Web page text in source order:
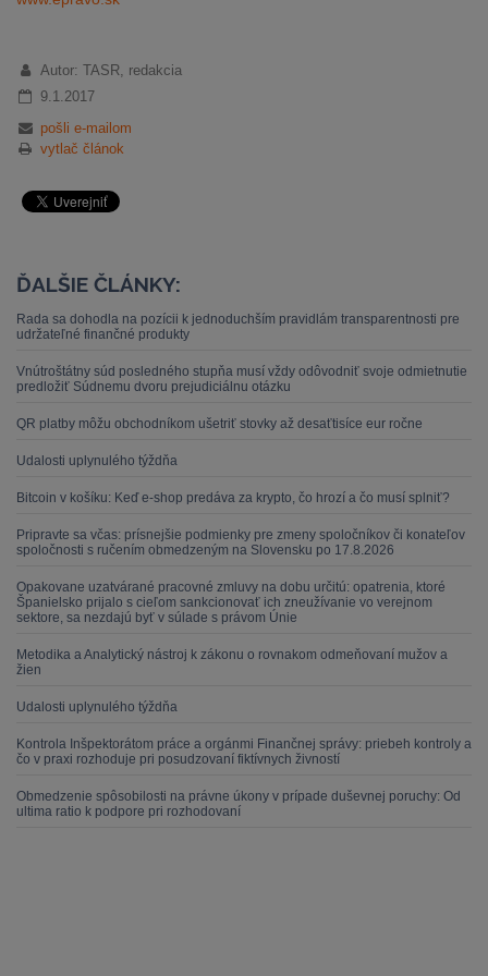
Autor: TASR, redakcia
9.1.2017
pošli e-mailom
vytlač článok
ĎALŠIE ČLÁNKY:
Rada sa dohodla na pozícii k jednoduchším pravidlám transparentnosti pre
udržateľné finančné produkty
Vnútroštátny súd posledného stupňa musí vždy odôvodniť svoje odmietnutie
predložiť Súdnemu dvoru prejudiciálnu otázku
QR platby môžu obchodníkom ušetriť stovky až desaťtisíce eur ročne
Udalosti uplynulého týždňa
Bitcoin v košíku: Keď e-shop predáva za krypto, čo hrozí a čo musí splniť?
Pripravte sa včas: prísnejšie podmienky pre zmeny spoločníkov či konateľov
spoločnosti s ručením obmedzeným na Slovensku po 17.8.2026
Opakovane uzatvárané pracovné zmluvy na dobu určitú: opatrenia, ktoré
Španielsko prijalo s cieľom sankcionovať ich zneužívanie vo verejnom
sektore, sa nezdajú byť v súlade s právom Únie
Metodika a Analytický nástroj k zákonu o rovnakom odmeňovaní mužov a
žien
Udalosti uplynulého týždňa
Kontrola Inšpektorátom práce a orgánmi Finančnej správy: priebeh kontroly a
čo v praxi rozhoduje pri posudzovaní fiktívnych živností
Obmedzenie spôsobilosti na právne úkony v prípade duševnej poruchy: Od
ultima ratio k podpore pri rozhodovaní